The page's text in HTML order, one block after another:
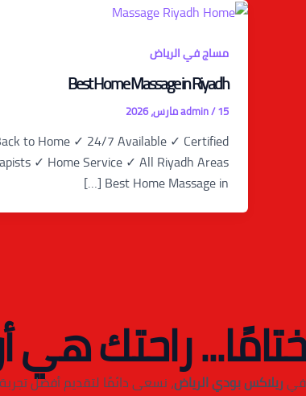
مساج في الرياض
Best Home Massage in Riyadh
admin/15 مارس، 2026
to Home ✓ 24/7 Available ✓ Certified
✓ Home Service ✓ All Riyadh Areas
Best Home Massage in […]
ختامًا... راحتك هي
فيريلاكس بودي الرياض، نسعى دائمًا لتقديم أفضل